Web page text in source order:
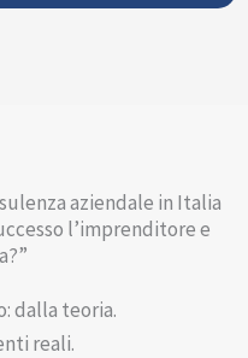
aziendale in Italia
l’imprenditore e
dalla teoria.
reali.